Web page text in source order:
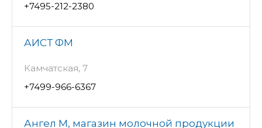
+7495-212-2380
АИСТ ФМ
Камчатская, 7
+7499-966-6367
Ангел М, магазин молочной продукции